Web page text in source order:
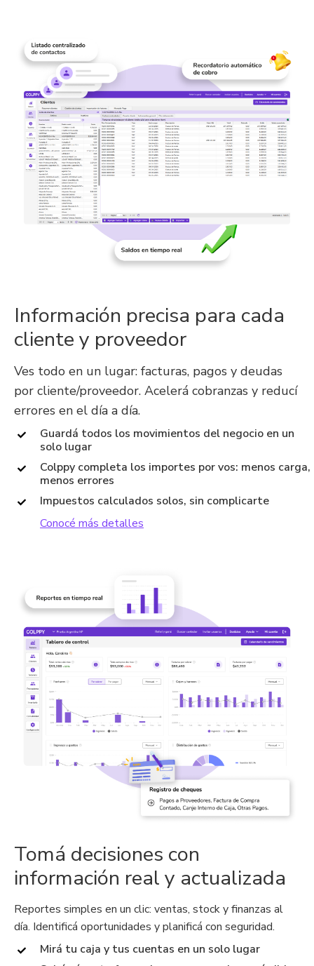
Información precisa para cada
cliente y proveedor
Ves todo en un lugar: facturas, pagos y deudas
por cliente/proveedor. Acelerá cobranzas y reducí
errores en el día a día.
Guardá todos los movimientos del negocio en un
solo lugar
Colppy completa los importes por vos: menos carga,
menos errores
Impuestos calculados solos, sin complicarte
Conocé más detalles
Tomá decisiones con
información real y actualizada
Reportes simples en un clic: ventas, stock y finanzas al
día. Identificá oportunidades y planificá con seguridad.
Mirá tu caja y tus cuentas en un solo lugar